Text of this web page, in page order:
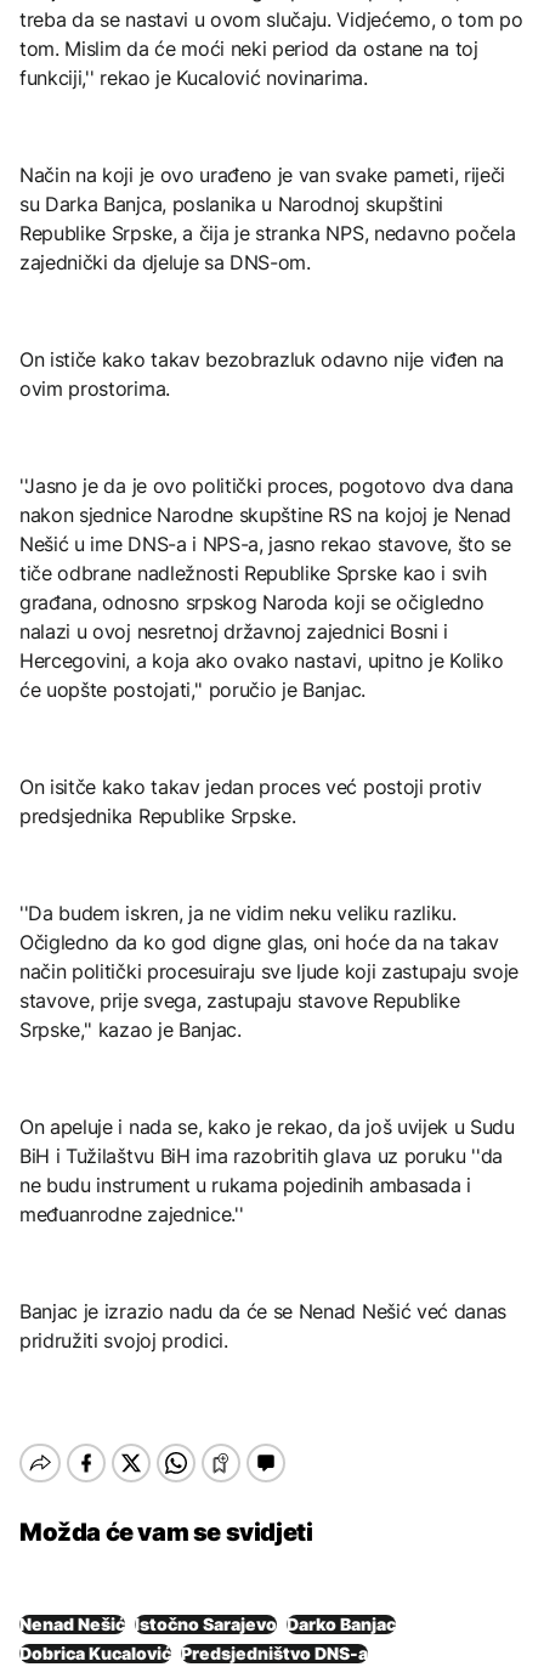
treba da se nastavi u ovom slučaju. Vidjećemo, o tom po
tom. Mislim da će moći neki period da ostane na toj
funkciji,'' rekao je Kucalović novinarima.
Način na koji je ovo urađeno je van svake pameti, riječi
su Darka Banjca, poslanika u Narodnoj skupštini
Republike Srpske, a čija je stranka NPS, nedavno počela
zajednički da djeluje sa DNS-om.
On ističe kako takav bezobrazluk odavno nije viđen na
ovim prostorima.
''Jasno je da je ovo politički proces, pogotovo dva dana
nakon sjednice Narodne skupštine RS na kojoj je Nenad
Nešić u ime DNS-a i NPS-a, jasno rekao stavove, što se
tiče odbrane nadležnosti Republike Sprske kao i svih
građana, odnosno srpskog Naroda koji se očigledno
nalazi u ovoj nesretnoj državnoj zajednici Bosni i
Hercegovini, a koja ako ovako nastavi, upitno je Koliko
će uopšte postojati,'' poručio je Banjac.
On isitče kako takav jedan proces već postoji protiv
predsjednika Republike Srpske.
''Da budem iskren, ja ne vidim neku veliku razliku.
Očigledno da ko god digne glas, oni hoće da na takav
način politički procesuiraju sve ljude koji zastupaju svoje
stavove, prije svega, zastupaju stavove Republike
Srpske,'' kazao je Banjac.
On apeluje i nada se, kako je rekao, da još uvijek u Sudu
BiH i Tužilaštvu BiH ima razobritih glava uz poruku ''da
ne budu instrument u rukama pojedinih ambasada i
međuanrodne zajednice.''
Banjac je izrazio nadu da će se Nenad Nešić već danas
pridružiti svojoj prodici.
Možda će vam se svidjeti
Nenad Nešić Istočno Sarajevo Darko Banjac
Dobrica Kucalović Predsjedništvo DNS-a